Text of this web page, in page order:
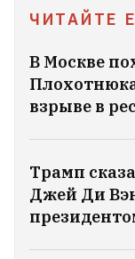
ЧИТАЙТЕ
В Москве
взрыве в
Трамп
Джей Ди
назвал
неразвитым
доказывал,
Устроила
собаки
сейчас